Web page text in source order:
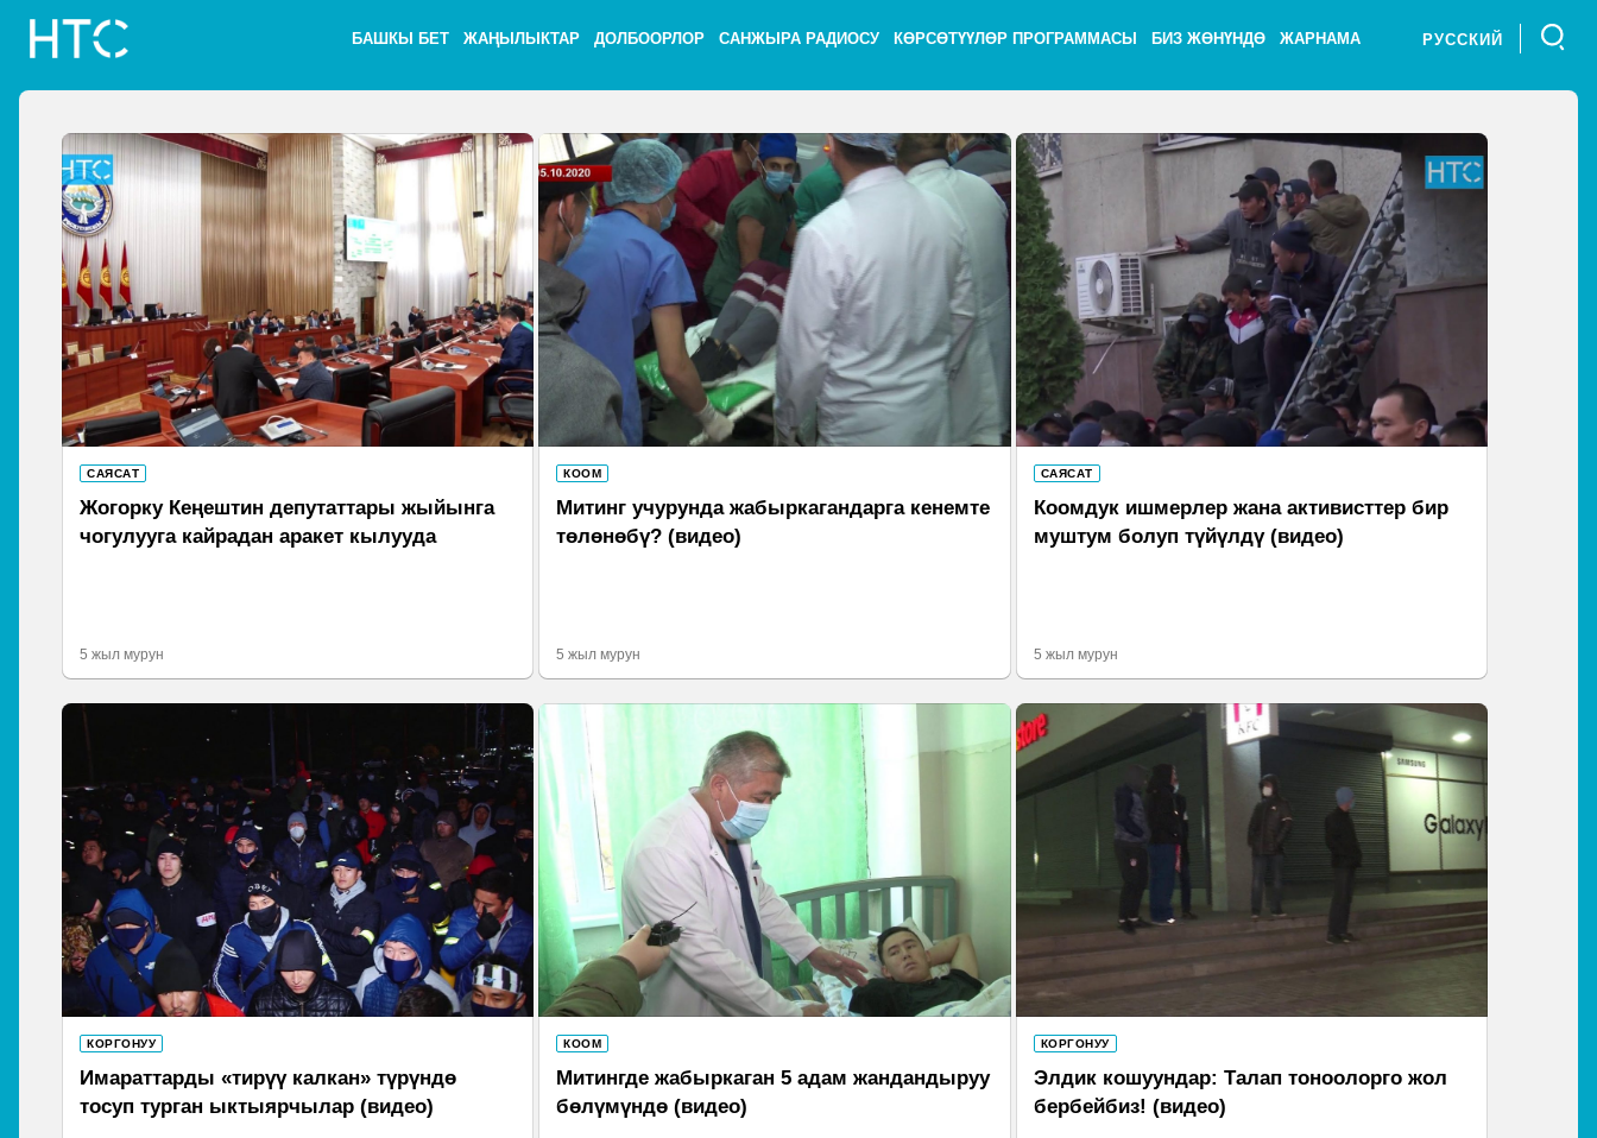
БАШКЫ БЕТ ЖАҢЫЛЫКТАР ДОЛБООРЛОР САНЖЫРА РАДИОСУ КӨРСӨТҮҮЛӨР ПРОГРАММАСЫ БИЗ ЖӨНҮНДӨ ЖАРНАМА РУССКИЙ
САЯСАТ
Жогорку Кеңештин депутаттары жыйынга
чогулууга кайрадан аракет кылууда
5 жыл мурун
КООМ
Митинг учурунда жабыркагандарга кенемте
төлөнөбү? (видео)
5 жыл мурун
САЯСАТ
Коомдук ишмерлер жана активисттер бир
муштум болуп түйүлдү (видео)
5 жыл мурун
КОРГОНУУ
Имараттарды «тирүү калкан» түрүндө
тосуп турган ыктыярчылар (видео)
КООМ
Митингде жабыркаган 5 адам жандандыруу
бөлүмүндө (видео)
КОРГОНУУ
Элдик кошуундар: Талап тоноолорго жол
бербейбиз! (видео)